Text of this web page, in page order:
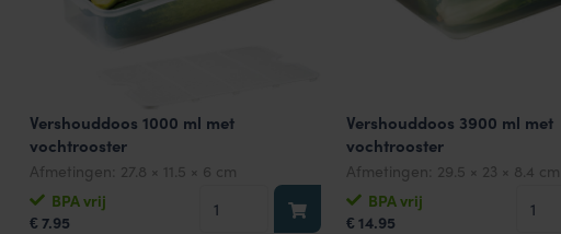
Vershouddoos 1000 ml met
vochtrooster
Afmetingen: 27.8 × 11.5 × 6 cm
BPA vrij
€ 7.95
Vershouddoos
Vershouddoos 3900 ml met
vochtrooster
Afmetingen: 29.5 × 23 × 8.4 cm
BPA vrij
€ 14.95